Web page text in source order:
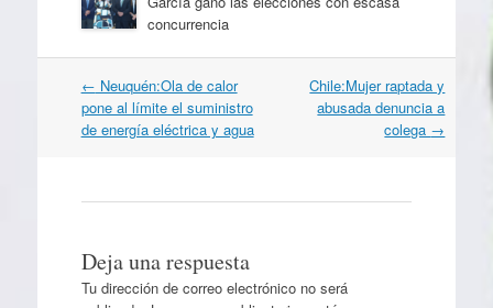
concurrencia
Navegación
por
artículos
← Neuquén:Ola de calor
pone al límite el suministro
de energía eléctrica y agua
Chile:Mujer raptada y
abusada denuncia a
colega →
Deja una respuesta
Tu dirección de correo electrónico no será